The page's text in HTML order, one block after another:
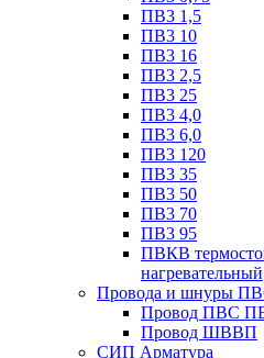
ПВ3 1,5
ПВ3 10
ПВ3 16
ПВ3 2,5
ПВ3 25
ПВ3 4,0
ПВ3 6,0
ПВ3 120
ПВ3 35
ПВ3 50
ПВ3 70
ПВ3 95
ПВКВ
нагревательный
Провода и шнуры
Провод ПВС
Провод ШВВП
СИП Арматура